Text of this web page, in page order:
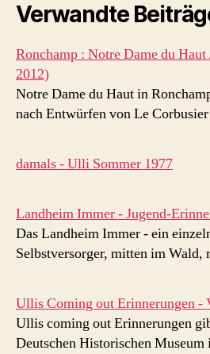
Verwandte
Ronchamp : Notre Dame du
2012)
Notre Dame du Haut in
nach Entwürfen von Le
damals - Ulli Sommer 1977
Landheim Immer - Jugend-
Das Landheim Immer - ein
Selbstversorger, mitten im
Ullis Coming out Erinnerungen -
Ullis coming out Erinnerungen
Deutschen Historischen